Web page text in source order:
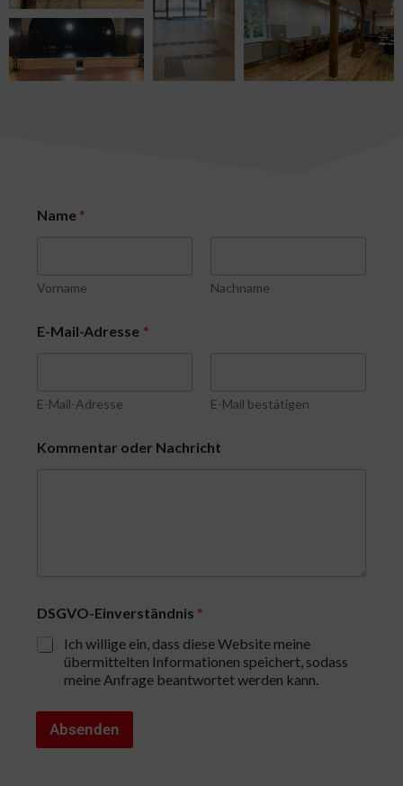
Name *
Vorname Nachname
d
a
r
O
e
s
E-Mail-Adresse *
E-Mail-Adresse E-Mail bestätigen
Kommentar oder Nachricht
DSGVO-Einverständnis *
Ich willige ein, dass diese Website meine
übermittelten Informationen speichert, sodass
meine Anfrage beantwortet werden kann.
Absenden